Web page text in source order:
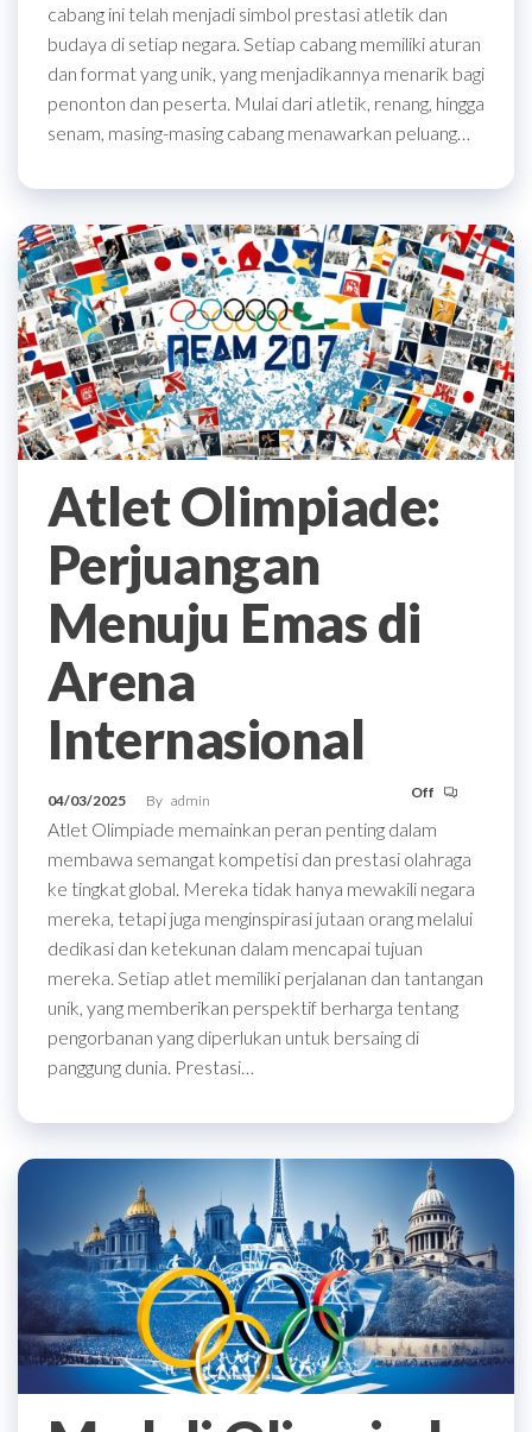
cabang ini telah menjadi simbol prestasi atletik dan
budaya di setiap negara. Setiap cabang memiliki aturan
dan format yang unik, yang menjadikannya menarik bagi
penonton dan peserta. Mulai dari atletik, renang, hingga
senam, masing-masing cabang menawarkan peluang…
Atlet Olimpiade:
Perjuangan
Menuju Emas di
Arena
Internasional
04/03/2025 By admin Off
Atlet Olimpiade memainkan peran penting dalam
membawa semangat kompetisi dan prestasi olahraga
ke tingkat global. Mereka tidak hanya mewakili negara
mereka, tetapi juga menginspirasi jutaan orang melalui
dedikasi dan ketekunan dalam mencapai tujuan
mereka. Setiap atlet memiliki perjalanan dan tantangan
unik, yang memberikan perspektif berharga tentang
pengorbanan yang diperlukan untuk bersaing di
panggung dunia. Prestasi…